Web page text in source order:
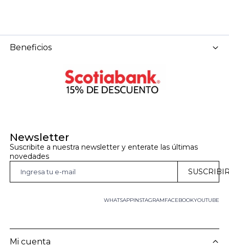
Newsletter
Suscribite a nuestra newsletter y enterate las últimas
novedades
WHATSAPP FACEBOOKYOUTUBE
INSTAGRAM
Mi cuenta
Beneficios